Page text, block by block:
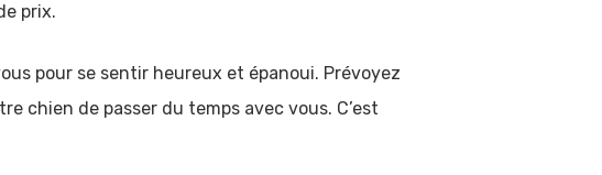
prix.
pour se sentir heureux et épanoui. Prévoyez
chien de passer du temps avec vous. C’est